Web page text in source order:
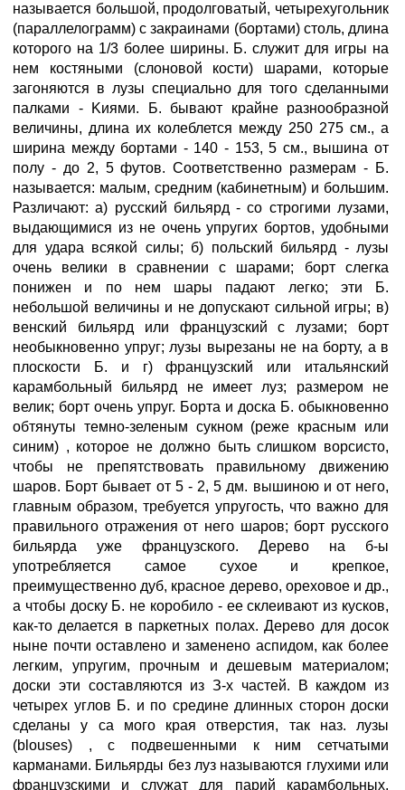
называется большой, продолговатый, четырехугольник
(параллелограмм) с закраинами (бортами) столь, длина
которого на 1/3 более ширины. Б. служит для игры на
нем костяными (слоновой кости) шарами, которые
загоняются в лузы специально для того сделанными
палками - Kиями. Б. бывают крайне разнообразной
величины, длина их колеблется между 250 275 см., а
ширина между бортами - 140 - 153, 5 см., вышина от
полу - до 2, 5 футов. Соответственно размерам - Б.
называется: малым, средним (кабинетным) и большим.
Различают: а) русский бильярд - со строгими лузами,
выдающимися из не очень упругих бортов, удобными
для удара всякой силы; б) польский бильярд - лузы
очень велики в сравнении с шарами; борт слегка
понижен и по нем шары падают легко; эти Б.
небольшой величины и не допускают сильной игры; в)
венский бильярд или французский с лузами; борт
необыкновенно упруг; лузы вырезаны не на борту, а в
плоскости Б. и г) французский или итальянский
карамбольный бильярд не имеет луз; размером не
велик; борт очень упруг. Борта и доска Б. обыкновенно
обтянуты темно-зеленым сукном (реже красным или
синим) , которое не должно быть слишком ворсисто,
чтобы не препятствовать правильному движению
шаров. Борт бывает от 5 - 2, 5 дм. вышиною и от него,
главным образом, требуется упругость, что важно для
правильного отражения от него шаров; борт русского
бильярда уже французского. Дерево на б-ы
употребляется самое сухое и крепкое,
преимущественно дуб, красное дерево, ореховое и др.,
а чтобы доску Б. не коробило - ее склеивают из кусков,
как-то делается в паркетных полах. Дерево для досок
ныне почти оставлено и заменено аспидом, как более
легким, упругим, прочным и дешевым материалом;
доски эти составляются из З-х частей. В каждом из
четырех углов Б. и по средине длинных сторон доски
сделаны у са мого края отверстия, так наз. лузы
(blouses) , с подвешенными к ним сетчатыми
карманами. Бильярды без луз называются глухими или
французскими и служат для парий карамбольных,